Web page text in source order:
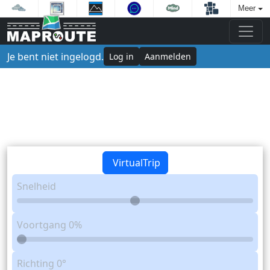
Meer
Je bent niet ingelogd. Log in Aanmelden
VirtualTrip
Snelheid
Voortgang 0%
Richting 0°